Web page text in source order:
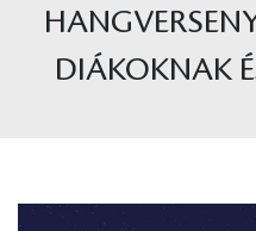
DIÁKOKNAK